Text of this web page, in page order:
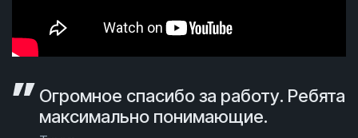
Огромное спасибо за работу. Ребята
максимально понимающие.